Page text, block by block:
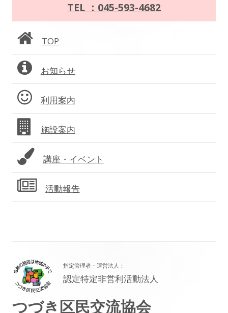
シ
ョ
ン
ン
サ
イ
ド
バ
ー
TEL ：045-593-4682
TOP
お知らせ
利用案内
施設案内
講座・イベント
活動報告
ッ
タ
ー・
指定管理者・運営法人：
認定特定非営利活動法人
つづき区民交流協会